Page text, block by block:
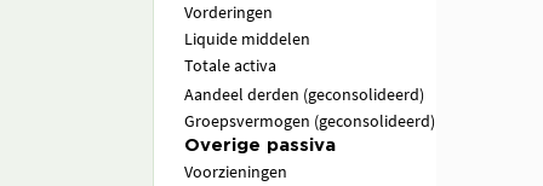
Vorderingen
Liquide middelen
Totale activa
Aandeel derden (geconsolideerd)
Groepsvermogen (geconsolideerd)
Overige passiva
Voorzieningen